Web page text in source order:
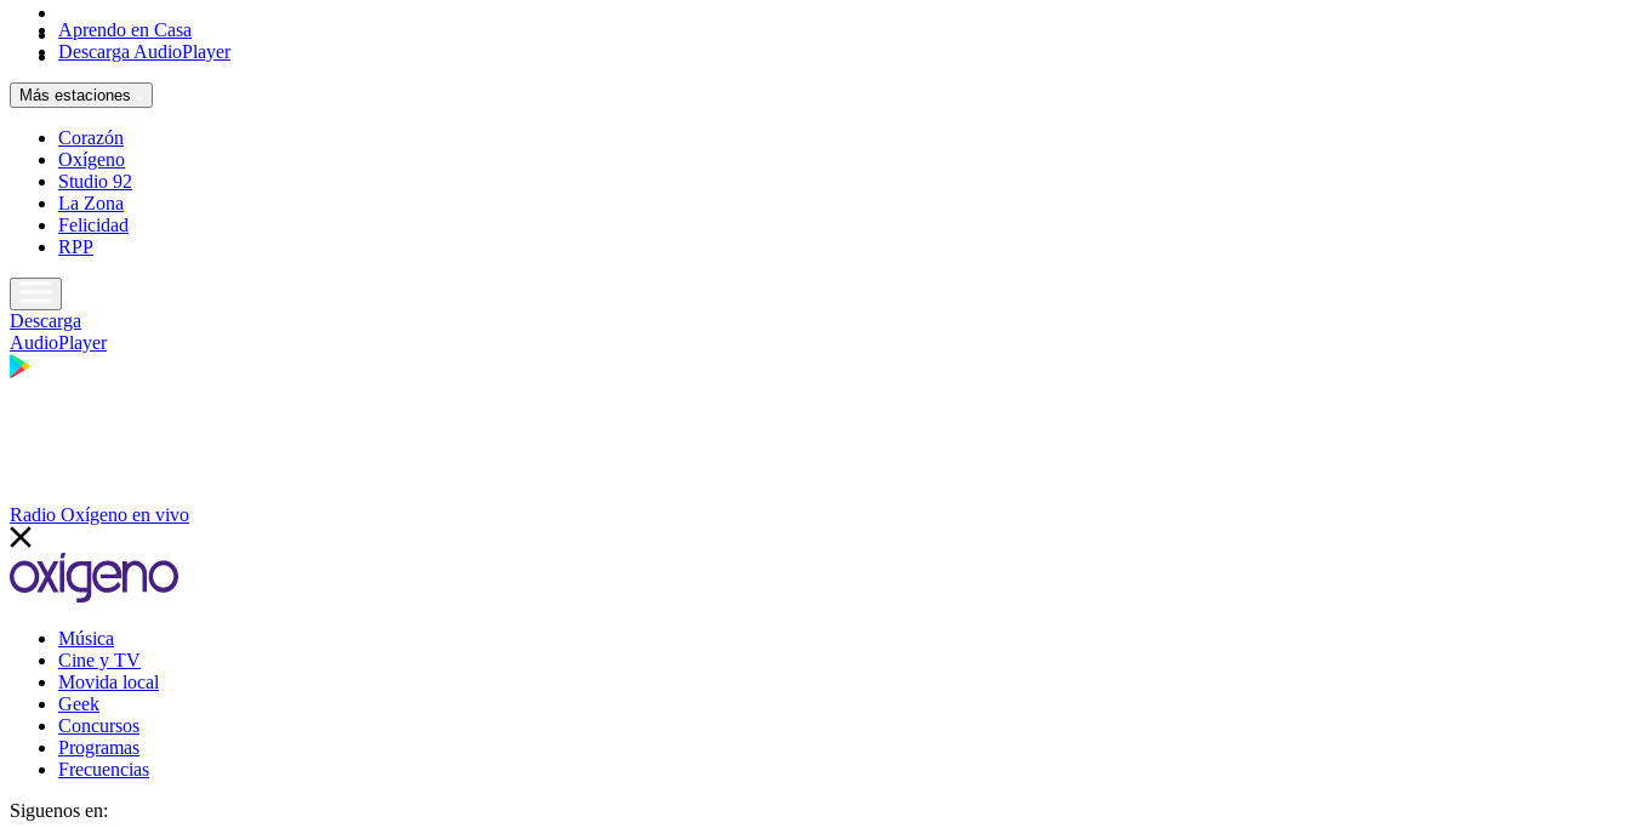
Aprendo en Casa
Descarga AudioPlayer
Más estaciones
Corazón
Oxígeno
Studio 92
La Zona
Felicidad
RPP
Descarga
AudioPlayer
Radio Oxígeno en vivo
Música
Cine y TV
Movida local
Geek
Concursos
Programas
Frecuencias
Siguenos en: